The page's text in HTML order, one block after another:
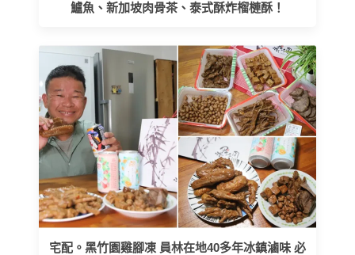
鱸魚、新加坡肉骨茶、泰式酥炸榴槤酥！
宅配。黑竹園雞腳凍 員林在地40多年冰鎮滷味 必